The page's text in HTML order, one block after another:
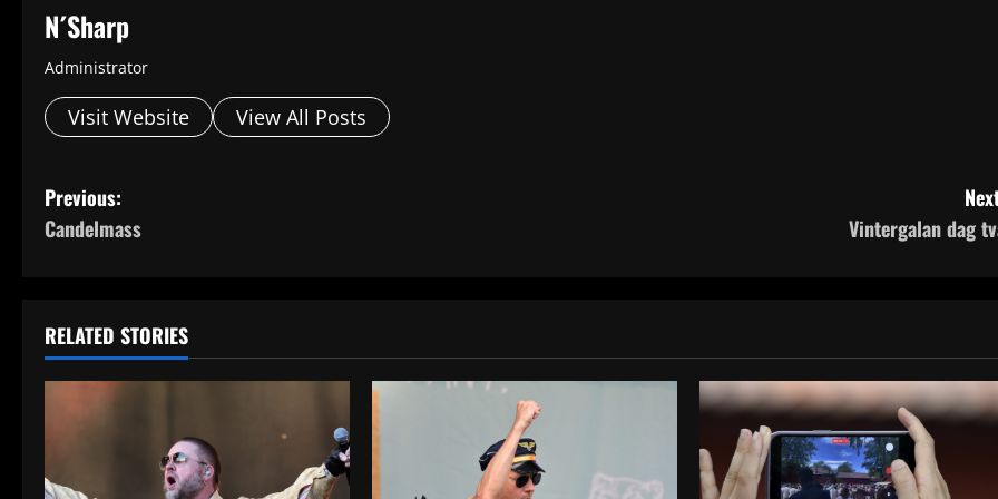
N´Sharp
Administrator
Visit Website View All Posts
P
o
t
n
a
v
Previous:
Candelmass
Vintergalan dag
RELATED STORIES